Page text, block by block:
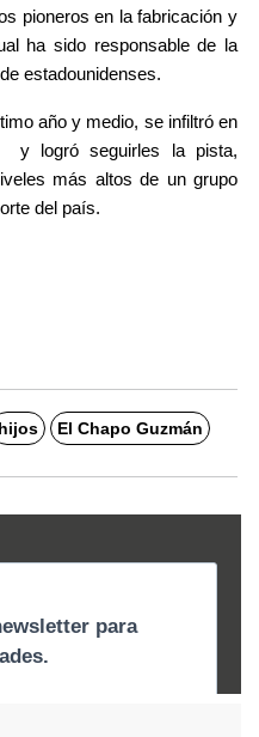
pioneros en la fabricación y
ha sido responsable de la
estadounidenses.
año y medio, se infiltró en
y logró seguirles la pista,
más altos de un grupo
del país.
hijos El Chapo Guzmán